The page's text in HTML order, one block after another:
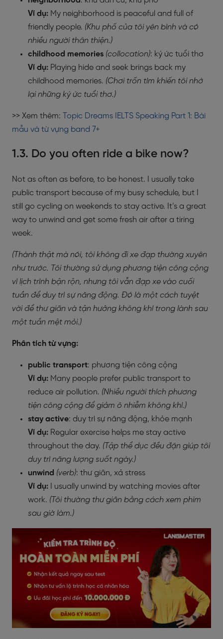
Ví dụ: My neighborhood is peaceful and full of
friendly people. (Khu phố của tôi yên bình và có
nhiều người thân thiện.)
childhood memories (collocation): ký ức tuổi thơ
Ví dụ: Playing hide and seek brings back my
childhood memories. (Chơi trốn tìm khiến tôi nhớ
lại những ký ức tuổi thơ.)
>> Xem thêm:
Topic Dreams IELTS Speaking Part 1: Bài
mẫu và từ vựng band 7+
1.3. Do you often ride a bike now?
Not as often as before, to be honest. I usually take
public transport because of my busy schedule, but I
still go cycling on weekends to stay active. It’s a great
way to unwind and get some fresh air after a tiring
week.
(Thành thật mà nói, tôi không đi xe đạp thường xuyên
như trước. Tôi thường sử dụng phương tiện công cộng
vì lịch trình bận rộn, nhưng tôi vẫn đạp xe vào cuối
tuần để duy trì sự năng động. Đó là một cách tuyệt
vời để thư giãn và tận hưởng không khí trong lành sau
một tuần mệt mỏi.)
Phân tích từ vựng:
public transport: phương tiện công cộng
Ví dụ: Many people prefer public transport to
reduce air pollution. (Nhiều người thích phương
tiện công cộng để giảm ô nhiễm không khí.)
stay active: duy trì sự năng động, khỏe mạnh
Ví dụ: Regular exercise helps me stay active
throughout the day. (Tập thể dục đều đặn giúp tôi
duy trì năng lượng suốt ngày.)
unwind (verb): thư giãn, xả stress
Ví dụ: I usually unwind by watching movies after
work. (Tôi thường thư giãn bằng cách xem phim
sau giờ làm.)